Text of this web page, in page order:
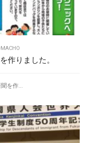
作りました。
を作...